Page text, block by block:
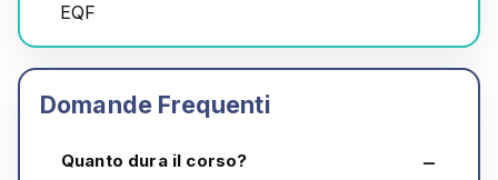
EQF
Domande Frequenti
Quanto dura il corso?